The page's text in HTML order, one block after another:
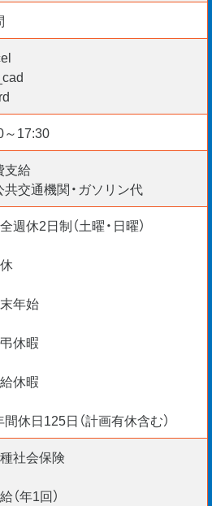
い企業です。
～17:30
支給
交通機関・ガソリン代
週休2日制（土曜・日曜）
年始
休暇
休暇
休日125日（計画有休含む）
社会保険
（年1回）